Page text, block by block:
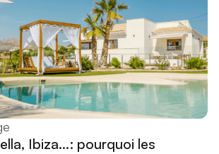
Ibiza...: pourquoi les